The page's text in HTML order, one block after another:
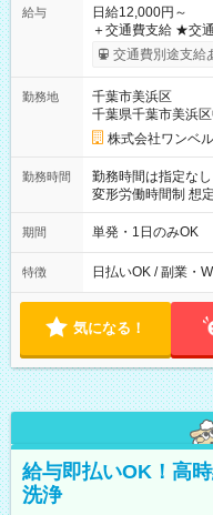
給与
日給12,000円～
＋交通費支給 ★交通費一部支給 ┗1日500円を超えた分は全額支
給！ ※往復500円以内の
（規定あり） ┗働
なし
交通費別途支給
勤務地
千葉市美浜区
千葉県千葉市美浜
株式会社ワンベ
勤務時間
勤務時間は指定なし
変形労働時間制 想定労働時
19：00
期間 単発・1日のみOK
特徴 日払いOK / 副業・
気になる！
給与即払いOK！高
洗浄